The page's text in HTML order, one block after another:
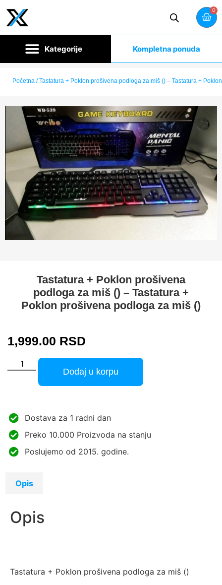
0
Kompletna ponuda
Početna / Tastatura + Poklon prošivena podloga za miš () – Tastatura +
Tastatura + Poklon prošivena
podloga za miš () – Tastatura +
Poklon prošivena podloga za miš ()
1,999.00 RSD
Dodaj u korpu
Dostava za 1 radni dan
Preko 10.000 Proizvoda na stanju
Poslujemo od 2015. godine.
Opis
Opis
Tastatura + Poklon prošivena podloga za miš ()